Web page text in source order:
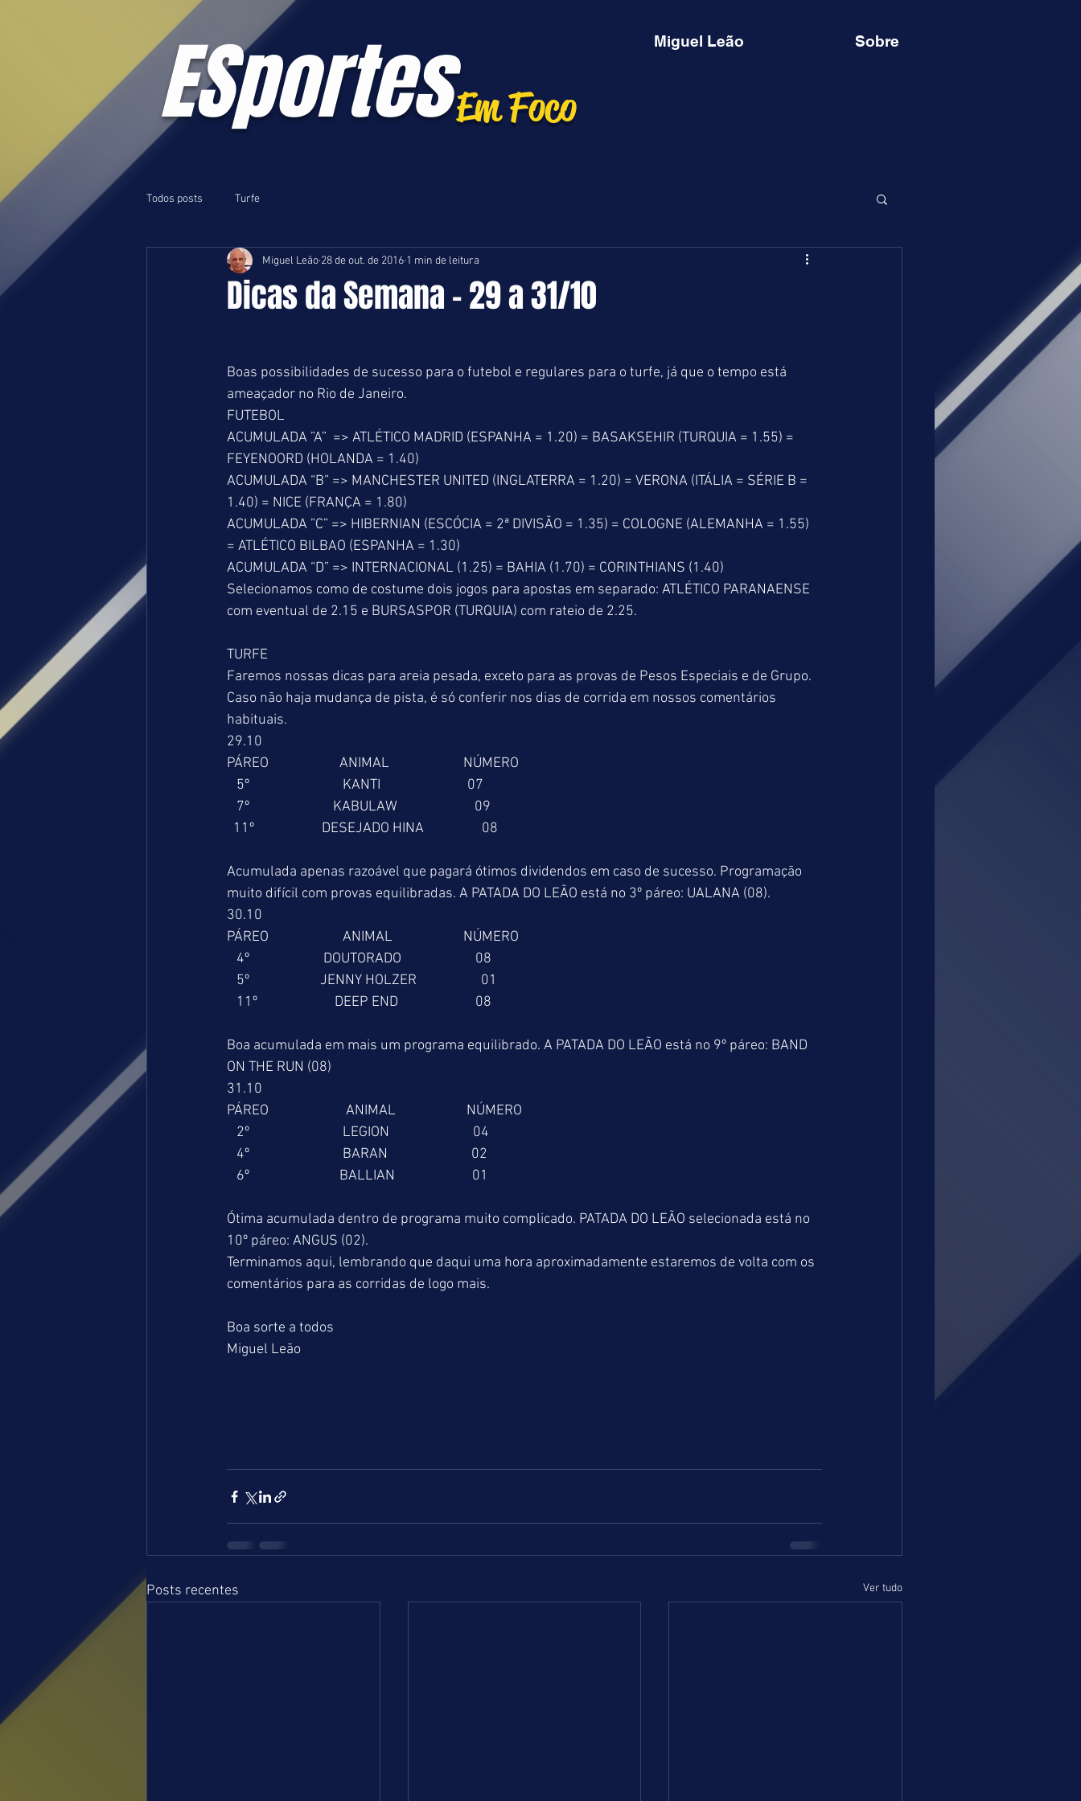
ESportesEm Foco
Miguel Leão Sobre
Todos posts Turfe
Dicas da Semana - 29 a 31/10
Miguel Leão 28 de out. de 2016 1 min de leitura
Boas possibilidades de sucesso para o futebol e regulares para o turfe, já que o tempo está
ameaçador no Rio de Janeiro.
FUTEBOL
ACUMULADA ”A”  => ATLÉTICO MADRID (ESPANHA = 1.20) = BASAKSEHIR (TURQUIA = 1.55) =
FEYENOORD (HOLANDA = 1.40)
ACUMULADA “B” => MANCHESTER UNITED (INGLATERRA = 1.20) = VERONA (ITÁLIA = SÉRIE B =
1.40) = NICE (FRANÇA = 1.80)
ACUMULADA ”C” => HIBERNIAN (ESCÓCIA = 2ª DIVISÃO = 1.35) = COLOGNE (ALEMANHA = 1.55)
= ATLÉTICO BILBAO (ESPANHA = 1.30)
ACUMULADA “D” => INTERNACIONAL (1.25) = BAHIA (1.70) = CORINTHIANS (1.40)
Selecionamos como de costume dois jogos para apostas em separado: ATLÉTICO PARANAENSE
com eventual de 2.15 e BURSASPOR (TURQUIA) com rateio de 2.25.
TURFE
Faremos nossas dicas para areia pesada, exceto para as provas de Pesos Especiais e de Grupo.
Caso não haja mudança de pista, é só conferir nos dias de corrida em nossos comentários
habituais.
29.10
PÁREO                      ANIMAL                       NÚMERO
   5º                             KANTI                           07
   7º                          KABULAW                        09
  11º                     DESEJADO HINA                  08
Acumulada apenas razoável que pagará ótimos dividendos em caso de sucesso. Programação
muito difícil com provas equilibradas. A PATADA DO LEÃO está no 3º páreo: UALANA (08).
30.10
PÁREO                       ANIMAL                      NÚMERO
   4º                       DOUTORADO                       08
   5º                      JENNY HOLZER                    01
   11º                        DEEP END                        08
Boa acumulada em mais um programa equilibrado. A PATADA DO LEÃO está no 9º páreo: BAND
ON THE RUN (08)
31.10
PÁREO                        ANIMAL                      NÚMERO
   2º                             LEGION                          04
   4º                             BARAN                          02
   6º                            BALLIAN                        01
Ótima acumulada dentro de programa muito complicado. PATADA DO LEÃO selecionada está no
10º páreo: ANGUS (02).
Terminamos aqui, lembrando que daqui uma hora aproximadamente estaremos de volta com os
comentários para as corridas de logo mais.
Boa sorte a todos
Miguel Leão
Posts recentes Ver tudo